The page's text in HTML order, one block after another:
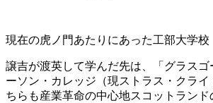
現在の虎ノ門あたりにあった工部大学
譲吉が渡英して学んだ先は、「グラス
ーソン・カレッジ（現ストラス・クラ
ちらも産業革命の中心地スコットラン